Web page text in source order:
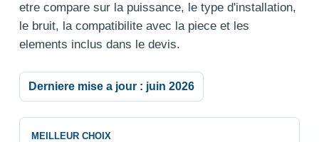
etre compare sur la puissance, le type d'installation,
le bruit, la compatibilite avec la piece et les
elements inclus dans le devis.
Derniere mise a jour : juin 2026
MEILLEUR CHOIX